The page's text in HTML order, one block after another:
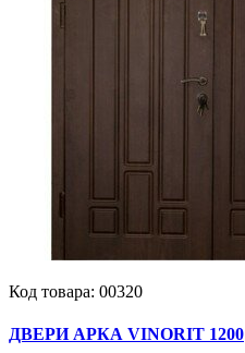
Код товара: 00320
ДВЕРИ АРКА VINORIT 1200